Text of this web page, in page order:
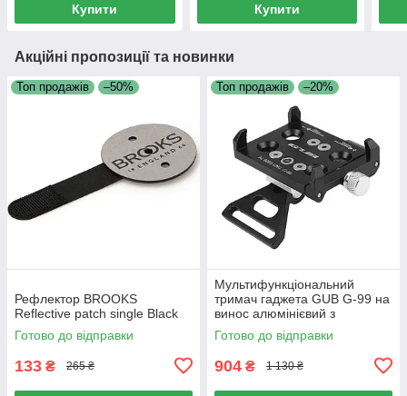
Купити Купити
Акційні пропозиції та новинки
Топ продажів –50%
Рефлектор BROOKS
Reflective patch single Black
Готово до відправки
133 ₴ 265 ₴
Топ продажів –20%
Мультифункціональний
тримач гаджета GUB G-99 на
винос алюмінієвий з
кріпленням GoPro/світла,
чорний
Готово до відправки
904 ₴ 1 130 ₴